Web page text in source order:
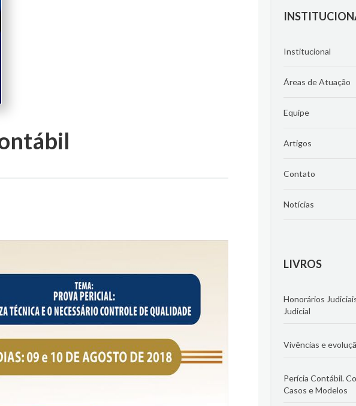
Institucional
Áreas de Atuação
Equipe
Artigos
Contato
Notícias
LIVROS
Honorários
Judicial
Vivências e
Perícia Contábil.
Casos e Modelos